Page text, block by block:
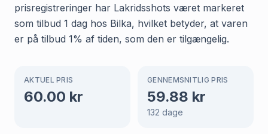
prisregistreringer har Lakridsshots været markeret
som tilbud 1 dag hos Bilka, hvilket betyder, at varen
er på tilbud 1% af tiden, som den er tilgængelig.
AKTUEL PRIS
60.00 kr
GENNEMSNITLIG PRIS
59.88 kr
132 dage